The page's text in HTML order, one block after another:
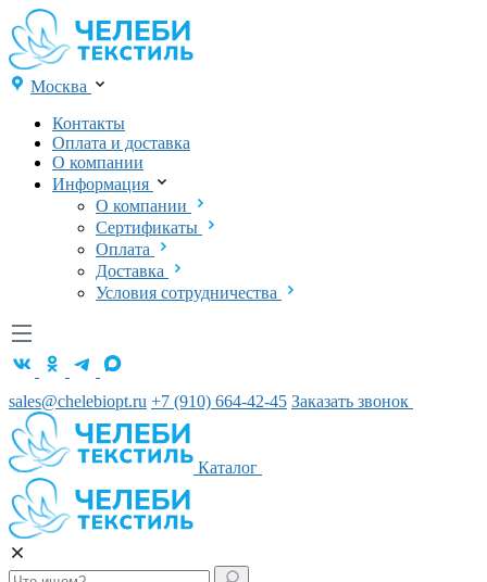
Москва
Контакты
Оплата и доставка
О компании
Информация
О компании
Сертификаты
Оплата
Доставка
Условия сотрудничества
sales@chelebiopt.ru +7 (910) 664-42-45 Заказать звонок
Каталог